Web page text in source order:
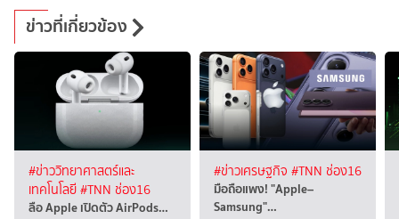
ข่าวที่เกี่ยวข้อง
#ข่าววิทยาศาสตร์และ
เทคโนโลยี#TNN ช่อง16
ลือ Apple เปิดตัว AirPods…
#ข่าวเศรษฐกิจ #TNN ช่อง16
มือถือแพง! "Apple–
Samsung"…